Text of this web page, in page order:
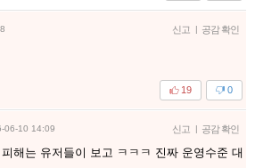
신고 | 공감 확인
0
19
06-10 14:09 신고 | 공감 확인
해는 유저들이 보고 ㅋㅋㅋ 진짜 운영수준 대